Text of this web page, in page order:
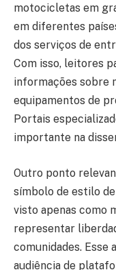
motocicletas em
em diferentes
dos serviços de
Com isso, leitores
informações sobre
equipamentos de
Portais
importante na
Outro ponto
símbolo de estilo
visto apenas como
representar
comunidades.
audiência de